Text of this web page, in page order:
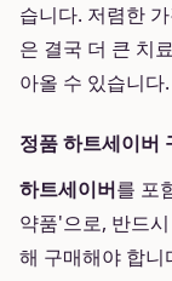
습니다. 저렴한
은 결국 더 큰 치
아올 수 있습니다.
정품 하트세이버
하트세이버를 포
약품'으로, 반드
해 구매해야 합니